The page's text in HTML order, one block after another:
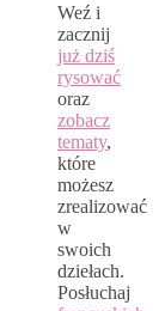
Weź i
zacznij
już dziś
rysować
oraz
zobacz
tematy,
które
możesz
zrealizować
w
swoich
dziełach.
Posłuchaj